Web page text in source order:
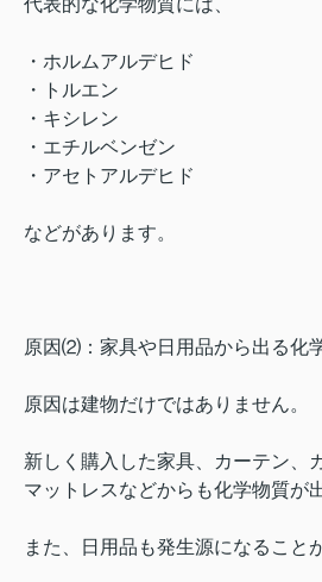
代表的な化学物質には、
・ホルムアルデヒド
・トルエン
・キシレン
・エチルベンゼン
・アセトアルデヒド
などがあります。
原因⑵：家具や日用品から出る化
原因は建物だけではありません。
新しく購入した家具、カーテン、
マットレスなどからも化学物質が
また、日用品も発生源になること